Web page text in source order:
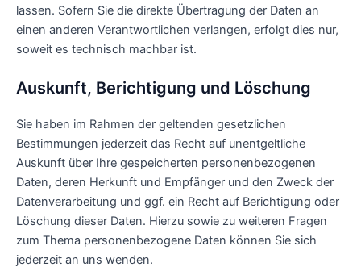
lassen. Sofern Sie die direkte Übertragung der Daten an
einen anderen Verantwortlichen verlangen, erfolgt dies nur,
soweit es technisch machbar ist.
Auskunft, Berichtigung und Löschung
Sie haben im Rahmen der geltenden gesetzlichen
Bestimmungen jederzeit das Recht auf unentgeltliche
Auskunft über Ihre gespeicherten personenbezogenen
Daten, deren Herkunft und Empfänger und den Zweck der
Datenverarbeitung und ggf. ein Recht auf Berichtigung oder
Löschung dieser Daten. Hierzu sowie zu weiteren Fragen
zum Thema personenbezogene Daten können Sie sich
jederzeit an uns wenden.